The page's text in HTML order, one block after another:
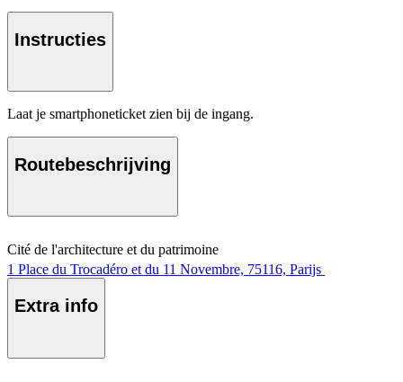
Instructies
Laat je smartphoneticket zien bij de ingang.
Routebeschrijving
Cité de l'architecture et du patrimoine
1 Place du Trocadéro et du 11 Novembre, 75116, Parijs
Extra info